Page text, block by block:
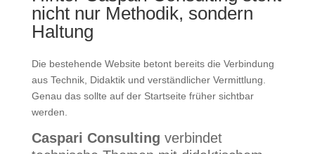
nicht nur Methodik, sondern
Haltung
Die bestehende Website betont bereits die Verbindung
aus Technik, Didaktik und verständlicher Vermittlung.
Genau das sollte auf der Startseite früher sichtbar
werden.
Caspari Consulting verbindet